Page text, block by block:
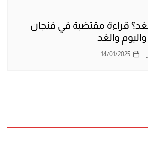
قراءة مقتضبة في فنجان
والغد
14/01/2025